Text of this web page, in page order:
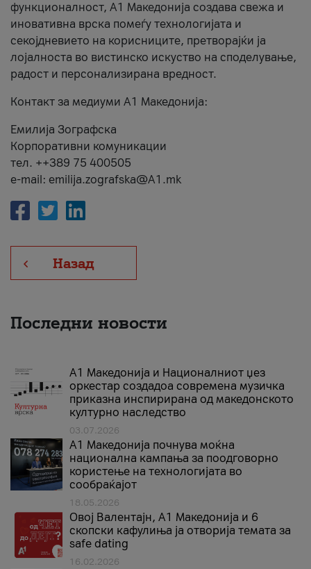
функционалност, А1 Македонија создава свежа и
иновативна врска помеѓу технологијата и
секојдневието на корисниците, претворајќи ја
лојалноста во вистинско искуство на споделување,
радост и персонализирана вредност.
Контакт за медиуми А1 Македонија:
Емилија Зографска
Корпоративни комуникации
тел. ++389 75 400505
e-mail: emilija.zografska@A1.mk
Назад
Последни новости
А1 Македонија и Националниот џез
оркестар создадоа современа музичка
приказна инспирирана од македонското
културно наследство
03.07.2026
A1 Македонија почнува моќна
национална кампања за поодговорно
користење на технологијата во
сообраќајот
18.05.2026
Овој Валентајн, A1 Македонија и 6
скопски кафулиња ја отворија темата за
safe dating
16.02.2026